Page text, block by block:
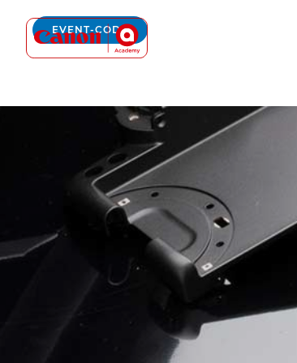
Canon Academy Logo
EVENT-CODE